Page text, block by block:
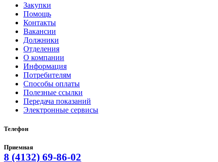
Закупки
Помощь
Контакты
Вакансии
Должники
Отделения
О компании
Информация
Потребителям
Способы оплаты
Полезные ссылки
Передача показаний
Электронные сервисы
Телефон
Приемная
8 (4132) 69-86-02